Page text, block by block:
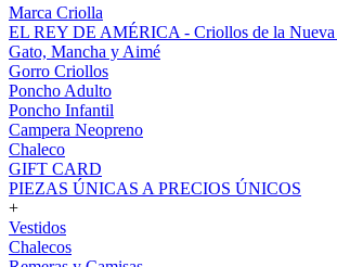
Marca Criolla
EL REY DE AMÉRICA - Criollos de la Nueva
Gato, Mancha y Aimé
Gorro Criollos
Poncho Adulto
Poncho Infantil
Campera Neopreno
Chaleco
GIFT CARD
PIEZAS ÚNICAS A PRECIOS ÚNICOS
+
Vestidos
Chalecos